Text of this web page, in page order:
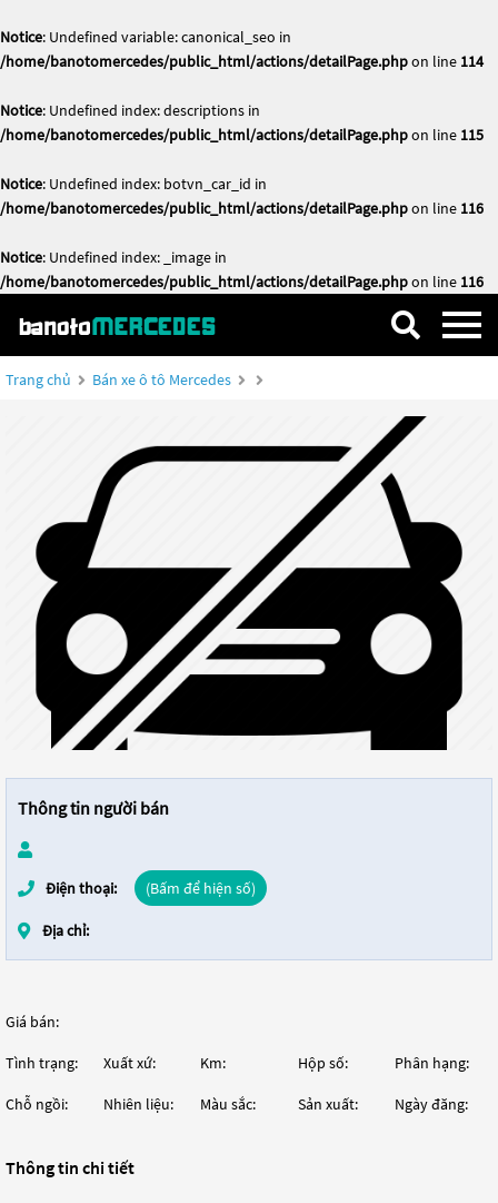
Notice: Undefined variable: canonical_seo in
/home/banotomercedes/public_html/actions/detailPage.phpon line 114
Notice: Undefined index: descriptions in
/home/banotomercedes/public_html/actions/detailPage.phpon line 115
Notice: Undefined index: botvn_car_id in
/home/banotomercedes/public_html/actions/detailPage.phpon line 116
Notice: Undefined index: _image in
/home/banotomercedes/public_html/actions/detailPage.phpon line 116
Trang chủ Bán xe ô tô Mercedes
Thông tin người bán
Điện thoại: (Bấm để hiện số)
Địa chỉ:
Giá bán:
Tình trạng: Xuất xứ: Km: Hộp số: Phân hạng:
Chỗ ngồi: Nhiên liệu: Màu sắc: Sản xuất: Ngày đăng:
Thông tin chi tiết